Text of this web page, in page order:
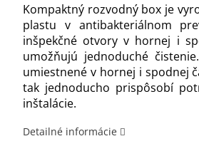
Kompaktný rozvodný box je
plastu v antibakteriálnom
inšpekčné otvory v hornej i
umožňujú jednoduché
umiestnené v hornej i spodnej
tak jednoducho prispôsobí
inštalácie.
Detailné informácie